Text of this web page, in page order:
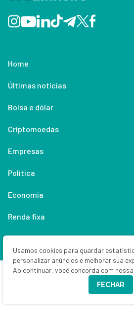
Home
Últimas notícias
Bolsa e dólar
Criptomoedas
Empresas
Política
Economia
Renda fixa
Especialistas
Especiais SD
Usamos cookies para guardar
personalizar anúncios e melhorar sua
Ao continuar, você concorda com
FECHAR